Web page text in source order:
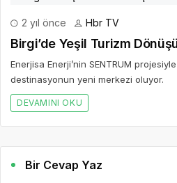
2 yıl önce Hbr TV
Birgi’de Yeşil Turizm
Enerjisa Enerji’nin SENTRUM
destinasyonun yeni merkezi oluyor.
DEVAMINI OKU
Bir Cevap Yaz